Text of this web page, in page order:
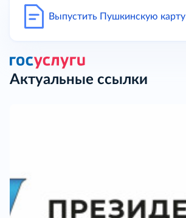
Выпустить Пушкинскую карту
Актуальные ссылки